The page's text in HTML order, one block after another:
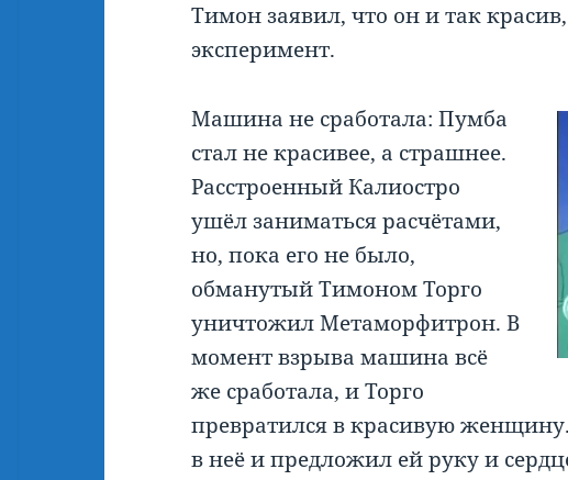
Тимон заявил, что он и так
эксперимент.
Машина не сработала: Пумба
стал не красивее, а страшнее.
Расстроенный Калиостро
ушёл заниматься расчётами,
но, пока его не было,
обманутый Тимоном Торго
уничтожил Метаморфитрон. В
момент взрыва машина всё
же сработала, и Торго
превратился в красивую
в неё и предложил ей руку и